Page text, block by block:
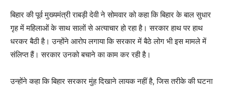
बिहार की पूर्व मुख्यमंत्री राबड़ी देवी ने सोमवार को कहा कि बिहार के बाल सुधार
गृह में महिलाओं के साथ सालों से अत्याचार हो रहा है। सरकार हाथ पर हाथ
धरकर बैठी है। उन्होंने आरोप लगाया कि सरकार में बैठे लोग भी इस मामले में
संलिप्त हैं। सरकार उनको बचाने का काम कर रही है।
उन्होंने कहा कि बिहार सरकार मुंह दिखाने लायक नहीं है, जिस तरीके की घटना